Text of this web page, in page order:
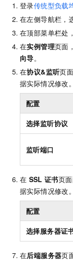
登录传统型负载
在左侧导航栏，
在顶部菜单栏处
在实例管理页面
向导。
在协议&监听页
据实际情况修改
配置
选择监听协议
监听端口
在 SSL 证书页
据实际情况修改
配置
选择服务器证
在后端服务器页